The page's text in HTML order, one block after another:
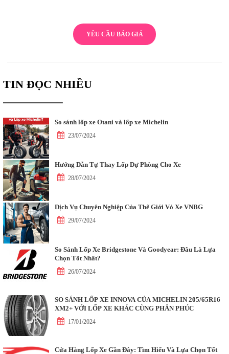
YÊU CẦU BÁO GIÁ
TIN ĐỌC NHIỀU
So sánh lốp xe Otani và lốp xe Michelin
23/07/2024
Hướng Dẫn Tự Thay Lốp Dự Phòng Cho Xe
28/07/2024
Dịch Vụ Chuyên Nghiệp Của Thế Giới Vỏ Xe VNBG
29/07/2024
So Sánh Lốp Xe Bridgestone Và Goodyear: Đâu Là Lựa
Chọn Tốt Nhất?
26/07/2024
SO SÁNH LỐP XE INNOVA CỦA MICHELIN 205/65R16
XM2+ VỚI LỐP XE KHÁC CÙNG PHÂN PHÚC
17/01/2024
Cửa Hàng Lốp Xe Gần Đây: Tìm Hiểu Và Lựa Chọn Tốt